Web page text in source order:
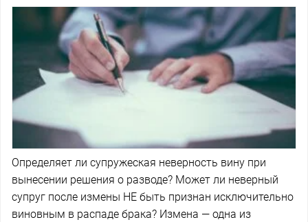
Определяет ли супружеская неверность вину при
вынесении решения о разводе? Может ли неверный
супруг после измены НЕ быть признан исключительно
виновным в распаде брака? Измена — одна из